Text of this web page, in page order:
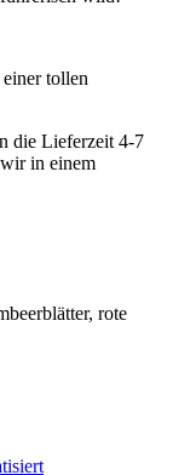
tollen
die Lieferzeit 4-7
in einem
rote